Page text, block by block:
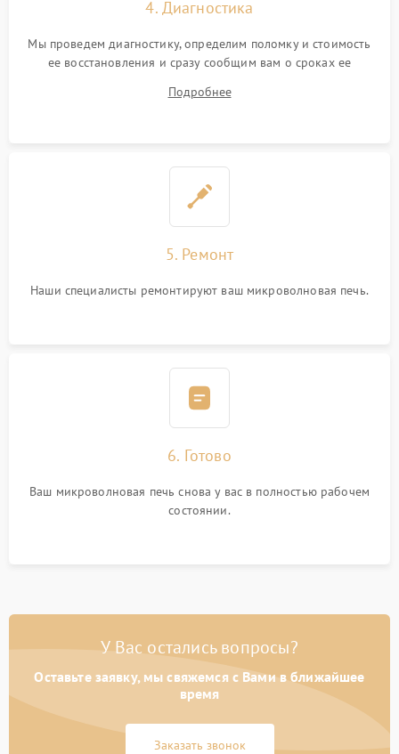
4. Диагностика
Мы проведем диагностику, определим поломку и стоимость
ее восстановления и сразу сообщим вам о сроках ее
Подробнее
5. Ремонт
Наши специалисты ремонтируют ваш микроволновая печь.
6. Готово
Ваш микроволновая печь снова у вас в полностью рабочем
состоянии.
У Вас остались вопросы?
Оставьте заявку, мы свяжемся с Вами в ближайшее
время
Заказать звонок